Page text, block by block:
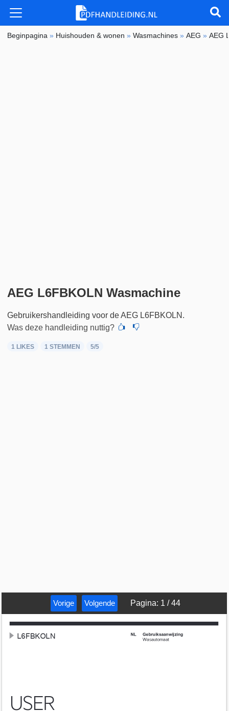
Beginpagina » Huishouden & wonen »Wasmachines »AEG »AEG
AEG L6FBKOLN Wasmachine
Gebruikershandleiding voor de AEG L6FBKOLN.
Was deze handleiding nuttig?
1 LIKES 1 STEMMEN 5/5
Vorige Volgende Pagina: 1 /44